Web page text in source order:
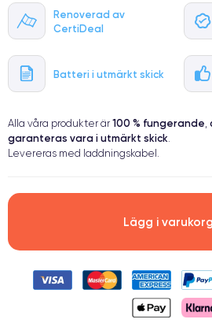
Renoverad av
CertiDeal
Batteri i utmärkt skick
Alla våra produkter är 100 % fungerande,
garanteras vara i utmärkt skick.
Levereras med laddningskabel.
Lägg i